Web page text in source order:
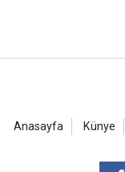
Anasayfa Künye